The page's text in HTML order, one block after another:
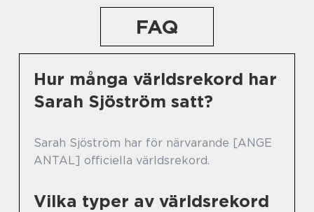
FAQ
Hur många världsrekord har
Sarah Sjöström satt?
Sarah Sjöström har för närvarande [ANGE
ANTAL] officiella världsrekord.
Vilka typer av världsrekord